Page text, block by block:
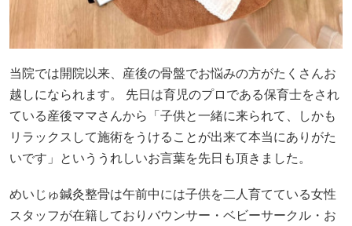
当院では開院以来、産後の骨盤でお悩みの方がたくさんお
越しになられます。 先日は育児のプロである保育士をされ
ている産後ママさんから「子供と一緒に来られて、しかも
リラックスして施術をうけることが出来て本当にありがた
いです」といううれしいお言葉を先日も頂きました。
めいじゅ鍼灸整骨は午前中には子供を二人育てている女性
スタッフが在籍しておりバウンサー・ベビーサークル・お